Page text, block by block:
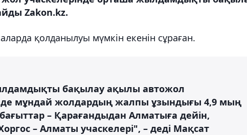
Zakon.kz.
қолданылуы мүмкін екенін сұраған.
бақылау ақылы автожол
мұндай жолдардың жалпы ұзындығы 4,9 мың
– Қарағандыдан Алматыға дейін,
– Алматы учаскелері", – деді Мақсат